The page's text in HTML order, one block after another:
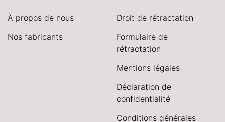
À propos de nous
Nos fabricants
Droit de rétractation
Formulaire de
rétractation
Mentions légales
Déclaration de
confidentialité
Conditions générales